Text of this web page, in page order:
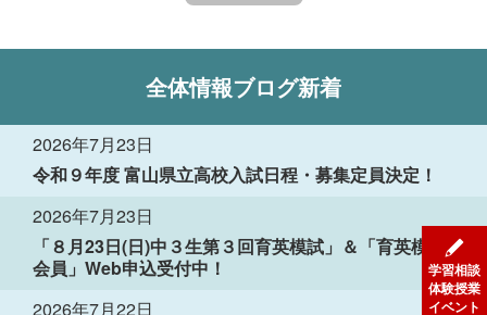
全体情報ブログ新着
2026年7月23日
令和９年度 富山県立高校入試日程・募集定員決定！
2026年7月23日
「８月23日(日)中３生第３回育英模試」＆「育英模試
会員」Web申込受付中！
2026年7月22日
学習相談
体験授業
イベント